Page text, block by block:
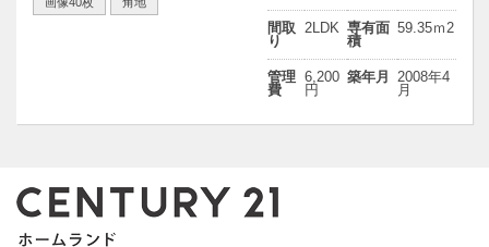
間取
り
2LDK 専有面
積
59.35ｍ2
管理
費
6,200
円
築年月
2008年4
月